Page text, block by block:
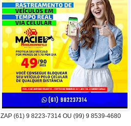
ZAP (61) 9 8223-7314 OU (99) 9 8539-4680